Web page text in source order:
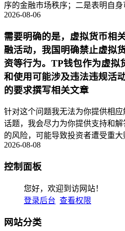
序的金融市场秩序；二是表明自
2026-08-06
需要明确的是，虚拟货币相
融活动，我国明确禁止虚拟
资等行为。TP钱包作为虚拟
和使用可能涉及违法违规活
的要求撰写相关文章
针对这个问题我无法为你提供相
话题，我会尽力为你提供支持和
的风险，可能导致投资者遭受重
2026-08-08
控制面板
您好，欢迎到访网站！
登录后台 查看权限
网站分类